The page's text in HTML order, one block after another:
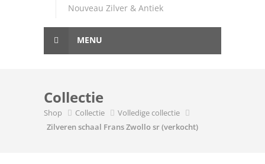
Nouveau Zilver & Antiek
MENU
Collectie
Shop Collectie
Volledige collectie
Zilveren schaal Frans Zwollo sr (verkocht)